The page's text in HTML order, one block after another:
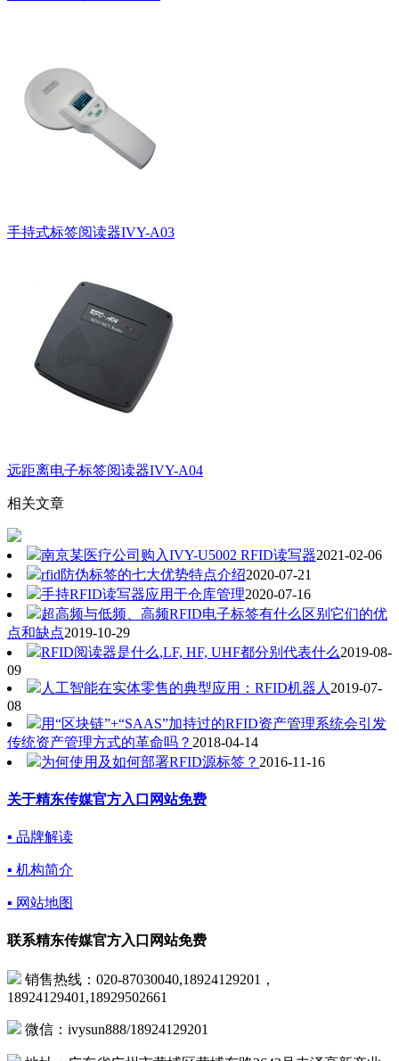
手持式标签阅读器IVY-A03
远距离电子标签阅读器IVY-A04
相关文章
南京某医疗公司购入IVY-U5002 RFID读写器2021-02-06
rfid防伪标签的七大优势特点介绍2020-07-21
手持RFID读写器应用于仓库管理2020-07-16
超高频与低频、高频RFID电子标签有什么区别它们的优
点和缺点2019-10-29
RFID阅读器是什么,LF, HF, UHF都分别代表什么2019-08-
09
人工智能在实体零售的典型应用：RFID机器人 2019-07-
08
用“区块链”+“SAAS”加持过的RFID资产管理系统会引发
传统资产管理方式的革命吗？ 2018-04-14
为何使用及如何部署RFID源标签？ 2016-11-16
关于精东传媒官方入口网站免费
▪ 品牌解读
▪ 机构简介
▪ 网站地图
联系精东传媒官方入口网站免费
销售热线：020-87030040,18924129201，
18924129401,18929502661
微信：ivysun888/18924129201